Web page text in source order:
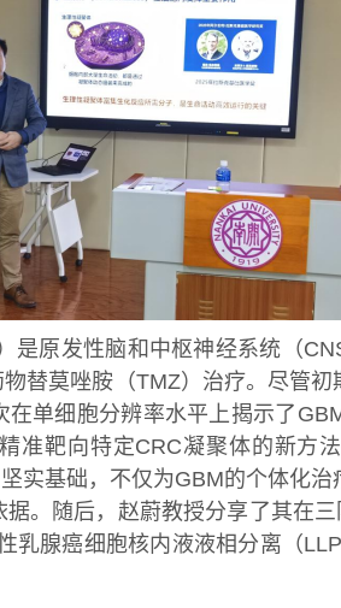
是原发性脑和中枢神经系统（
替莫唑胺（TMZ）治疗。尽管
单细胞分辨率水平上揭示了
准靶向特定CRC凝聚体的新方
实基础，不仅为GBM的个体化
。随后，赵蔚教授分享了其在
乳腺癌细胞核内液液相分离（